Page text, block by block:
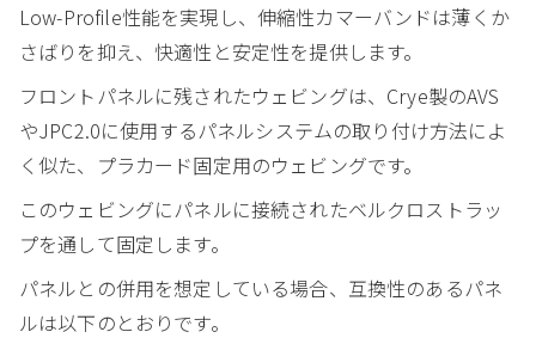
Low-Profile性能を実現し、伸縮性カマーバンドは薄くか
さばりを抑え、快適性と安定性を提供します。
フロントパネルに残されたウェビングは、Crye製のAVS
やJPC2.0に使用するパネルシステムの取り付け方法によ
く似た、プラカード固定用のウェビングです。
このウェビングにパネルに接続されたベルクロストラッ
プを通して固定します。
パネルとの併用を想定している場合、互換性のあるパネ
ルは以下のとおりです。